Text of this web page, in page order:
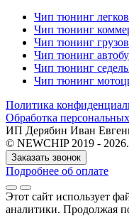
Чип тюнинг
Чип тюнинг
Чип тюнинг
Чип тюнинг
Чип тюнинг
Чип тюнинг
Политика
Обработка
ИП Дерябин Иван
© NEWCHIP 2019 -
Заказать звонок
Подробнее об оплате
Этот сайт использует
аналитики. Продолжая